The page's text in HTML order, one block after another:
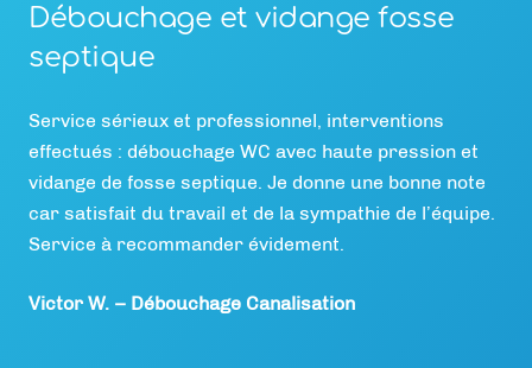
Débouchage et vidange fosse
septique
Service sérieux et professionnel, interventions
effectués : débouchage WC avec haute pression et
vidange de fosse septique. Je donne une bonne note
car satisfait du travail et de la sympathie de l’équipe.
Service à recommander évidement.
Victor W. – Débouchage Canalisation